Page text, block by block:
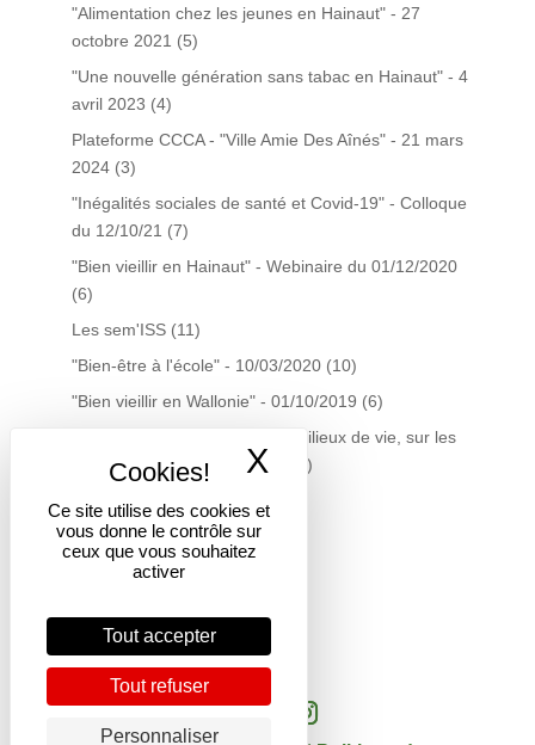
Ce site utilise des cookies et
vous donne le contrôle sur
ceux que vous souhaitez
activer
Tout accepter
Tout refuser
Personnaliser
X Masquer le
"Alimentation chez les jeunes en Hainaut" - 27
octobre 2021 (5)
"Une nouvelle génération sans tabac en Hainaut" - 4
avril 2023 (4)
Plateforme CCCA - "Ville Amie Des Aînés" - 21 mars
2024 (3)
"Inégalités sociales de santé et Covid-19" - Colloque
du 12/10/21 (7)
"Bien vieillir en Hainaut" - Webinaire du 01/12/2020
(6)
Les sem'ISS (11)
"Bien-être à l'école" - 10/03/2020 (10)
"Bien vieillir en Wallonie" - 01/10/2019 (6)
La gestion du tabac dans les milieux de vie, sur les
territoires… quelles actions?
(7)
Plateforme Santé Précarité
Centre de documentation (19)
Infolettres du Centre doc